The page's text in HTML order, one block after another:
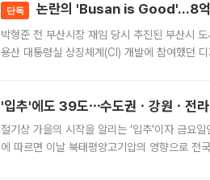
단독 논란의 'Busan is Good'…8억
박형준 전 부산시장 재임 당시 추진된 부산시
용산 대통령실 상징체계(CI) 개발에 참여했던
'입추'에도 39도⋯수도권ㆍ강원ㆍ전
절기상 가을의 시작을 알리는 ‘입추’이자 금요
에 따르면 이날 북태평양고기압의 영향으로